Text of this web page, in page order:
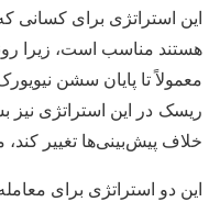
این استراتژی برای کسانی
هستند مناسب است، زیرا
معمولاً تا پایان سشن
ریسک در این استراتژی نیز
خلاف پیش‌بینی‌ها تغییر
این دو استراتژی برای